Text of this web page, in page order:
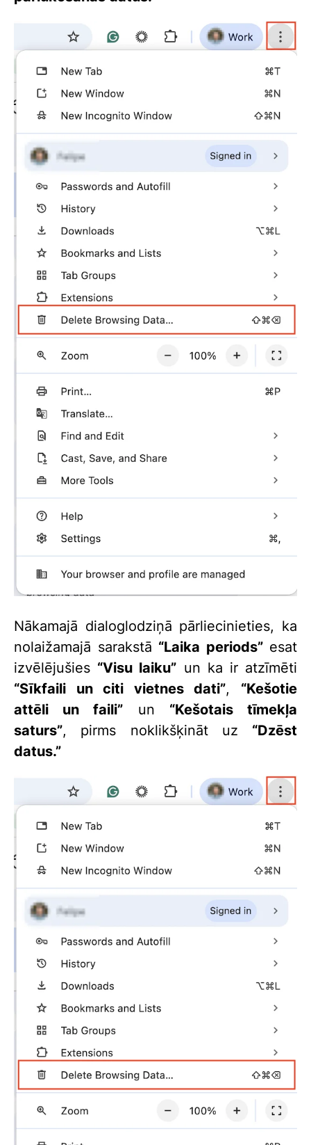
Nākamajā dialoglodziņā pārliecinieties, ka
nolaižamajā sarakstā “Laika periods”esat
izvēlējušies “Visu laiku” un ka ir atzīmēti
“Sīkfaili un citi vietnes dati”, “Kešotie
attēli un faili” un “Kešotais tīmekļa
saturs”, pirms noklikšķināt uz “Dzēst
datus.”